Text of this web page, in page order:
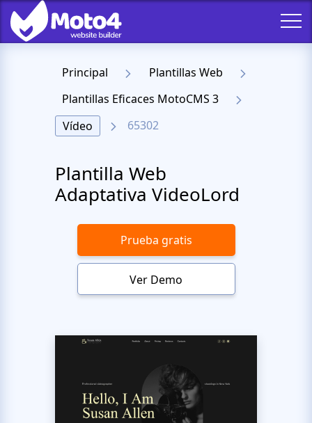
Principal
Plantillas Web
Plantillas Eficaces MotoCMS 3
Vídeo
65302
Plantilla Web
Adaptativa VideoLord
Prueba gratis
Ver Demo